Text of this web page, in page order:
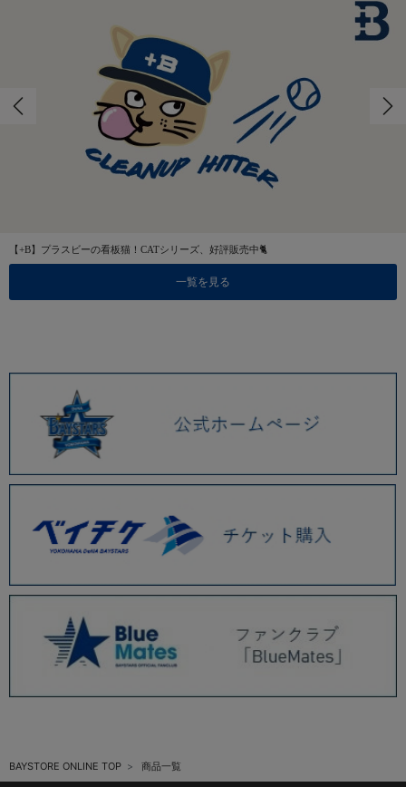
【+B】プラスビーの看板猫！CATシリーズ、好評販売中🐈
一覧を見る
BAYSTORE ONLINE TOP 商品一覧